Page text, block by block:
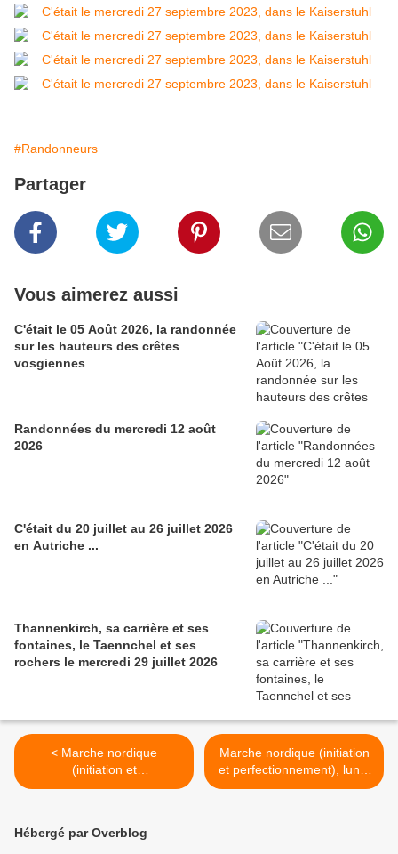
#Randonneurs
Partager
Vous aimerez aussi
C'était le 05 Août 2026, la randonnée
sur les hauteurs des crêtes
vosgiennes
Randonnées du mercredi 12 août
2026
C'était du 20 juillet au 26 juillet 2026
en Autriche ...
Thannenkirch, sa carrière et ses
fontaines, le Taennchel et ses
rochers le mercredi 29 juillet 2026
< Marche nordique
(initiation et
perfectionnement), lundi 2
Marche nordique (initiation
et perfectionnement), lundi
9 octobre 2023 >
Hébergé par Overblog